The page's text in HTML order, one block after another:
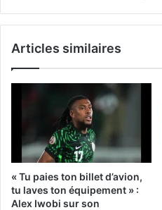
Articles similaires
« Tu paies ton billet d’avion,
tu laves ton équipement » :
Alex Iwobi sur son